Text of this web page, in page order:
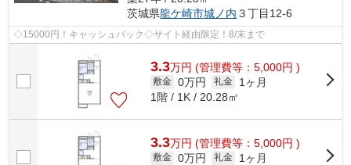
茨城県龍ケ崎市城ノ内 ３丁目12-6
◇15000円！キャッシュバック◇サイト経由限定！8/末まで
3.3万円 (管理費等：5,000円 )
敷金 0万円 礼金
1ヶ月
1階 / 1K / 20.28㎡
3.3万円 (管理費等：5,000円 )
敷金 0万円 礼金
1ヶ月